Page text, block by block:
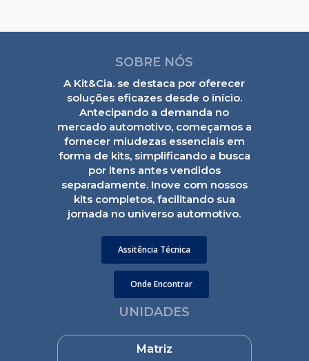
SOBRE NÓS
A Kit&Cia. se destaca por oferecer
soluções eficazes desde o início.
Antecipando a demanda no
mercado automotivo, começamos a
fornecer miudezas essenciais em
forma de kits, simplificando a busca
por itens antes vendidos
separadamente. Inove com nossos
kits completos, facilitando sua
jornada no universo automotivo.
Assitência Técnica
Onde Encontrar
UNIDADES
Matriz